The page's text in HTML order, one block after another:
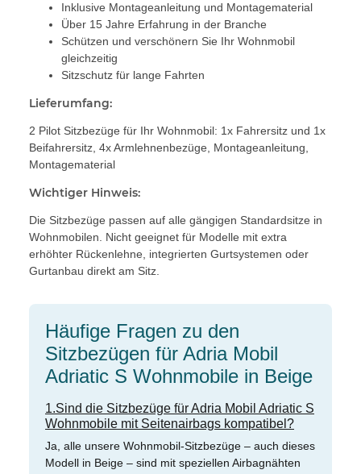
Inklusive Montageanleitung und Montagematerial
Über 15 Jahre Erfahrung in der Branche
Schützen und verschönern Sie Ihr Wohnmobil
gleichzeitig
Sitzschutz für lange Fahrten
Lieferumfang:
2 Pilot Sitzbezüge für Ihr Wohnmobil: 1x Fahrersitz und 1x
Beifahrersitz, 4x Armlehnenbezüge, Montageanleitung,
Montagematerial
Wichtiger Hinweis:
Die Sitzbezüge passen auf alle gängigen Standardsitze in
Wohnmobilen. Nicht geeignet für Modelle mit extra
erhöhter Rückenlehne, integrierten Gurtsystemen oder
Gurtanbau direkt am Sitz.
Häufige Fragen zu den
Sitzbezügen für Adria Mobil
Adriatic S Wohnmobile in Beige
1.Sind die Sitzbezüge für Adria Mobil Adriatic S
Wohnmobile mit Seitenairbags kompatibel?
Ja, alle unsere Wohnmobil-Sitzbezüge – auch dieses
Modell in Beige – sind mit speziellen Airbagnähten